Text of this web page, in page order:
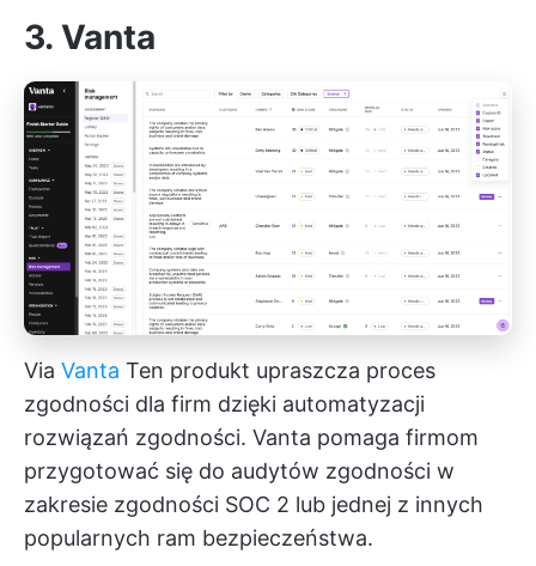
3. Vanta
Via Vanta Ten produkt upraszcza proces
zgodności dla firm dzięki automatyzacji
rozwiązań zgodności. Vanta pomaga firmom
przygotować się do audytów zgodności w
zakresie zgodności SOC 2 lub jednej z innych
popularnych ram bezpieczeństwa.